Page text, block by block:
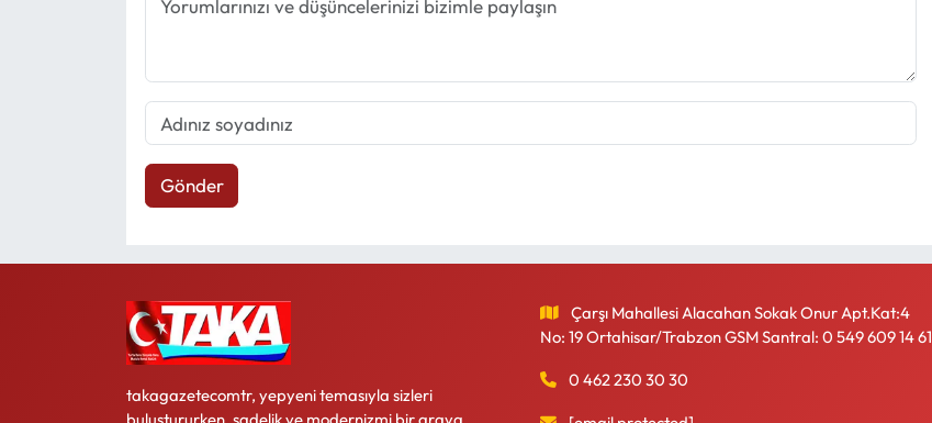
Gönder
takagazetecomtr, yepyeni temasıyla sizleri
Çarşı Mahallesi Alacahan Sokak Onur Apt.Kat:4
No: 19 Ortahisar/Trabzon GSM Santral: 0 549 609 14 61
0 462 230 30 30